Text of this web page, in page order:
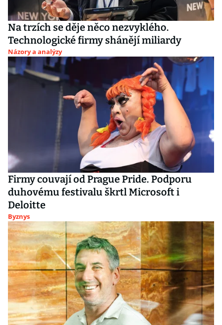
Na trzích se děje něco nezvyklého.
Technologické firmy shánějí miliardy
Názory a analýzy
Firmy couvají od Prague Pride. Podporu
duhovému festivalu škrtl Microsoft i
Deloitte
Byznys